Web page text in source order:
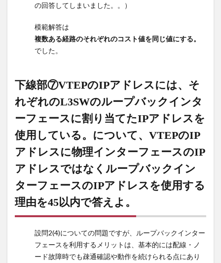
VTEPの
レスに
物理イ
ンター
フェー
スでは
なくル
ープバ
ックイ
フェー
スのIP
アドレ
スを使
理由を
45以内
で答え
下
⑧VM11
の回答してしまいました。。）
模範解答は
複数ある経路のそれぞれのコスト値を同じ値にする。
でした。
下線部⑦VTEPのIPアドレスには、そ
れぞれのL3SWのループバックインタ
ーフェースに割り当てたIPアドレスを
使用している。について、VTEPのIP
アドレスに物理インターフェースのIP
アドレスではなくループバックイン
ターフェースのIPアドレスを使用する
理由を45以内で答えよ。
設問2(4)についての問題ですが、ループバックインター
フェースを利用するメリットは、基本的には配線・ノ
ード故障時でも疎通確認や動作を続けられる点にあり